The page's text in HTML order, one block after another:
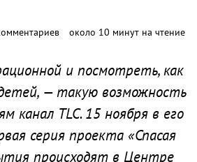
около 10 минут на чтение
и посмотреть, как
— такую возможность
канал TLC. 15 ноября в его
серия проекта «Спасая
происходят в Центре